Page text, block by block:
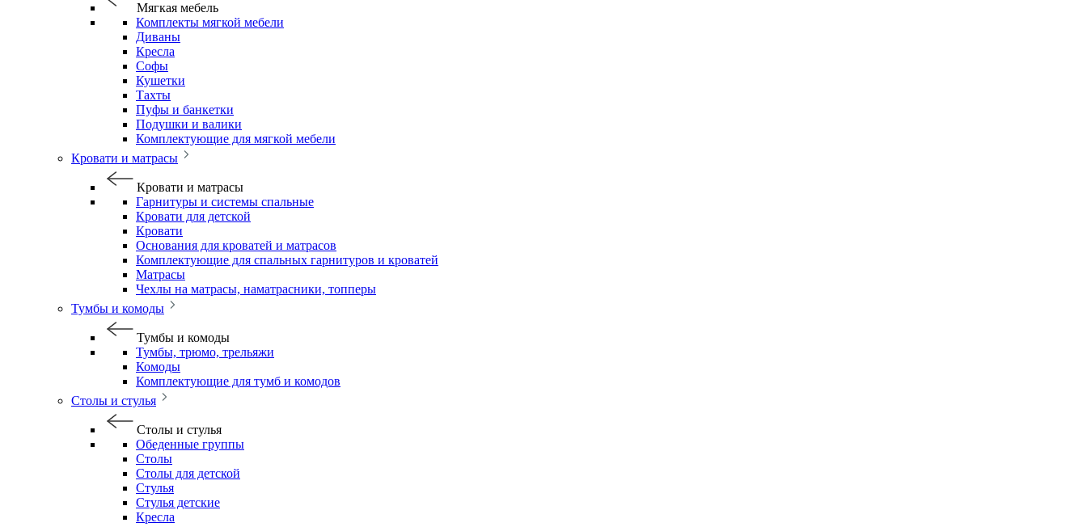
Мягкая мебель
Комплекты мягкой мебели
Диваны
Кресла
Софы
Кушетки
Тахты
Пуфы и банкетки
Подушки и валики
Комплектующие для мягкой мебели
Кровати и матрасы
Кровати и матрасы
Гарнитуры и системы спальные
Кровати для детской
Кровати
Основания для кроватей и матрасов
Комплектующие для спальных гарнитуров и кроватей
Матрасы
Чехлы на матрасы, наматрасники, топперы
Тумбы и комоды
Тумбы и комоды
Тумбы, трюмо, трельяжи
Комоды
Комплектующие для тумб и комодов
Столы и стулья
Столы и стулья
Обеденные группы
Столы
Столы для детской
Стулья
Стулья детские
Кресла